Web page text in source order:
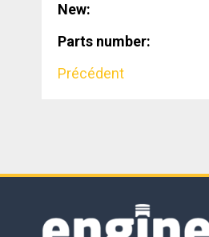
New:
Parts number:
Précédent